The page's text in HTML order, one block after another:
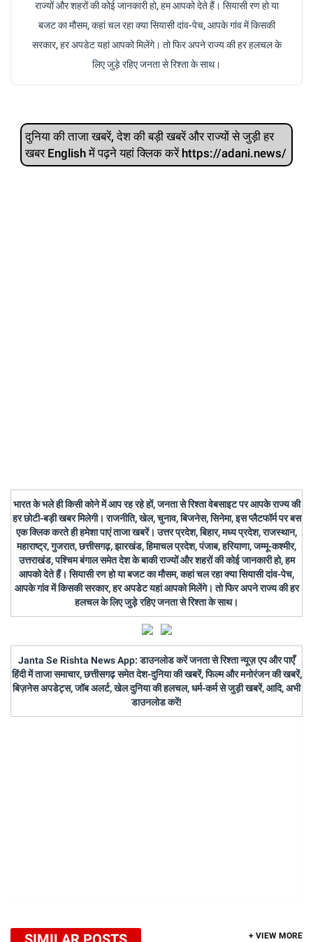
राज्यों और शहरों की कोई जानकारी हो, हम आपको देते हैं। सियासी रण हो या
बजट का मौसम, कहां चल रहा क्या सियासी दांव-पेच, आपके गांव में किसकी
सरकार, हर अपडेट यहां आपको मिलेंगे। तो फिर अपने राज्य की हर हलचल के
लिए जुड़े रहिए जनता से रिश्ता के साथ।
दुनिया की ताजा खबरें, देश की बड़ी खबरें और राज्‍यों से जुड़ी हर
खबर English में पढ़ने यहां क्लिक करें https://adani.news/
भारत के भले ही किसी कोने में आप रह रहे हों, जनता से रिश्ता वेबसाइट पर आपके राज्य की
हर छोटी-बड़ी खबर मिलेगी। राजनीति, खेल, चुनाव, बिजनेस, सिनेमा, इस प्लैटफॉर्म पर बस
एक क्लिक करते ही हमेशा पाएं ताजा खबरें। उत्तर प्रदेश, बिहार, मध्य प्रदेश, राजस्थान,
महाराष्ट्र, गुजरात, छत्तीसगढ़, झारखंड, हिमाचल प्रदेश, पंजाब, हरियाणा, जम्मू-कश्मीर,
उत्तराखंड, पश्चिम बंगाल समेत देश के बाकी राज्यों और शहरों की कोई जानकारी हो, हम
आपको देते हैं। सियासी रण हो या बजट का मौसम, कहां चल रहा क्या सियासी दांव-पेच,
आपके गांव में किसकी सरकार, हर अपडेट यहां आपको मिलेंगे। तो फिर अपने राज्य की हर
हलचल के लिए जुड़े रहिए जनता से रिश्ता के साथ।
Janta Se Rishta News App: डाउनलोड करें जनता से रिश्ता न्यूज़ एप और पाएँ
हिंदी में ताजा समाचार, छत्तीसगढ़ समेत देश-दुनिया की खबरें, फिल्म और मनोरंजन की खबरें,
बिज़नेस अपडेट्स, जॉब अलर्ट, खेल दुनिया की हलचल, धर्म-कर्म से जुड़ी खबरें, आदि, अभी
डाउनलोड करें!
+ VIEW MORE